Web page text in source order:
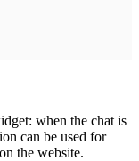
when the chat is
can be used for
the website.